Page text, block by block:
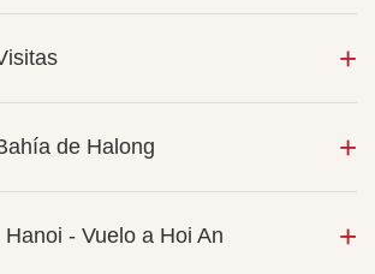
de Halong
- Vuelo a Hoi An